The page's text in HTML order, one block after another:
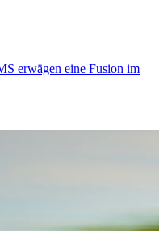
erwägen eine Fusion im